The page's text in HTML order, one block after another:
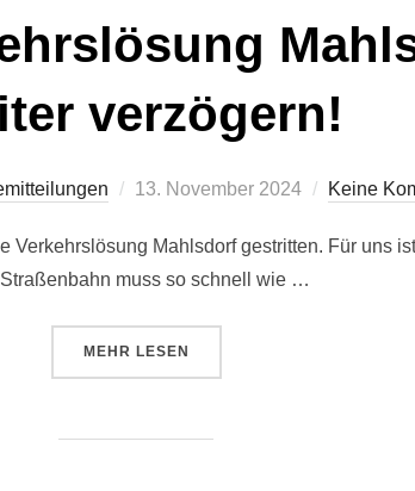
verzögern!
Veröffentlicht
13. November 2024 Keine
Mahlsdorf gestritten. Für uns
muss so schnell wie …
MEHR ÜBER „STATEMENT:
LESEN